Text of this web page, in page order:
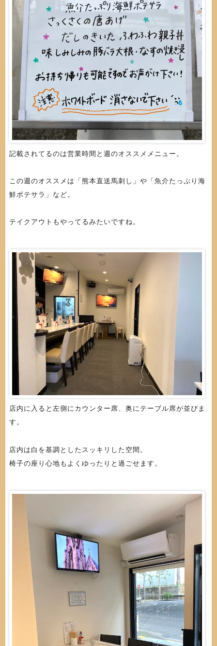
記載されてるのは営業時間と週のオススメメニュー。
この週のオススメは「熊本直送馬刺し」や「魚介たっぷり海
鮮ポテサラ」など。
テイクアウトもやってるみたいですね。
店内に入ると左側にカウンター席、奥にテーブル席が並びま
す。
店内は白を基調としたスッキリした空間。
椅子の座り心地もよくゆったりと過ごせます。